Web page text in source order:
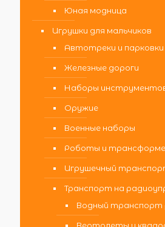
Юная модница
Игрушки для мальчиков
Автотреки и парковки
Железные дороги
Наборы
Оружие
Военные наборы
Роботы и
Игрушечный
Транспорт на
Водный транспорт